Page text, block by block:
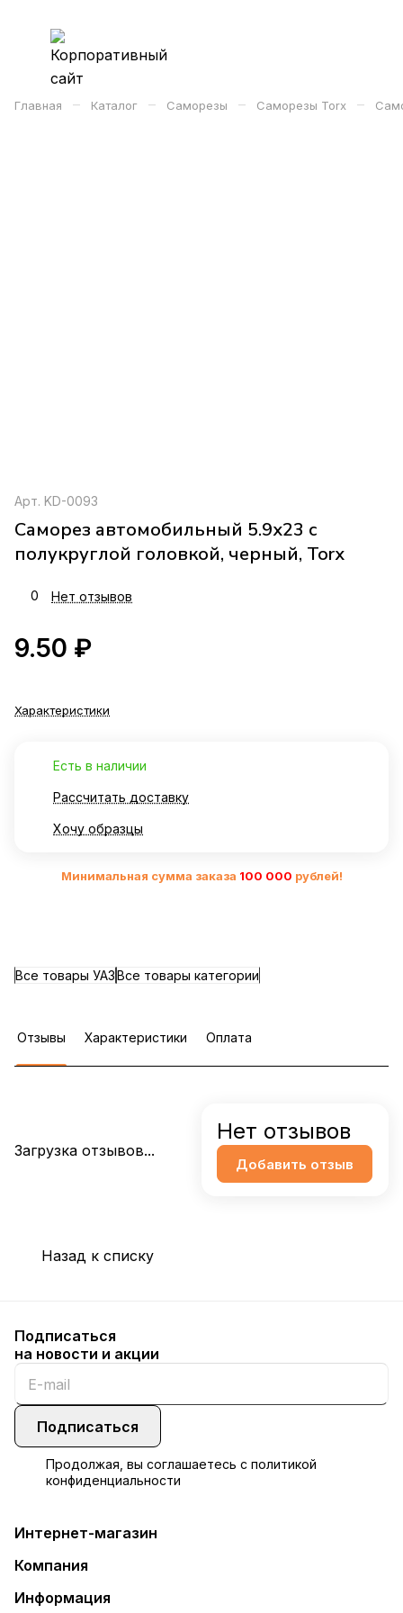
Главная – Каталог – Саморезы – Саморезы Torx –
Арт. KD-0093
Саморез автомобильный 5.9x23 с
полукруглой головкой, черный, Torx
0 Нет отзывов
9.50 ₽
Характеристики
Есть в наличии
Рассчитать доставку
Хочу образцы
Минимальная сумма заказа 100 000 рублей!
Все товары УАЗВсе товары категории
Отзывы Характеристики Оплата
Загрузка отзывов...
Нет отзывов
Добавить отзыв
Назад к списку
Подписаться
на новости и акции
Подписаться
Продолжая, вы соглашаетесь с политикой
конфиденциальности
Интернет-магазин
Компания
Информация